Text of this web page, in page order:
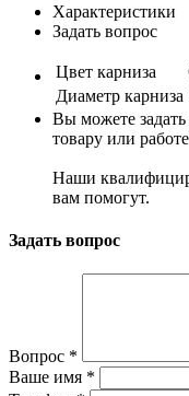
Характеристики
Задать вопрос
Цвет карниза
Диаметр карниза
Вы можете
товару или
Наши
вам помогут.
Задать вопрос
Вопрос *
Ваше имя *